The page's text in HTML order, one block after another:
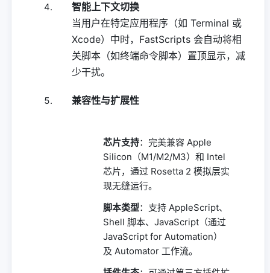
智能上下文切换
当用户在特定应用程序（如 Terminal 或
Xcode）中时，FastScripts 会自动将相
关脚本（如终端命令脚本）置顶显示，减
少干扰。
兼容性与扩展性
芯片支持：完美兼容 Apple
Silicon（M1/M2/M3）和 Intel
芯片，通过 Rosetta 2 模拟层实
现无缝运行。
脚本类型：支持 AppleScript、
Shell 脚本、JavaScript（通过
JavaScript for Automation）
及 Automator 工作流。